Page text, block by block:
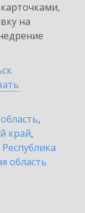
на
,
край,
Республика
область